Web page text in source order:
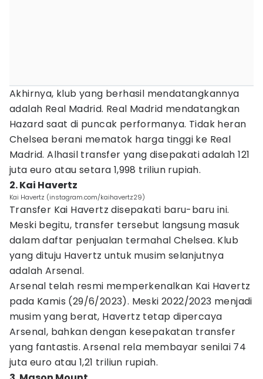
Akhirnya, klub yang berhasil mendatangkannya
adalah Real Madrid. Real Madrid mendatangkan
Hazard saat di puncak performanya. Tidak heran
Chelsea berani mematok harga tinggi ke Real
Madrid. Alhasil transfer yang disepakati adalah 121
juta euro atau setara 1,998 triliun rupiah.
2. Kai Havertz
Kai Havertz (instagram.com/kaihavertz29)
Transfer Kai Havertz disepakati baru-baru ini.
Meski begitu, transfer tersebut langsung masuk
dalam daftar penjualan termahal Chelsea. Klub
yang dituju Havertz untuk musim selanjutnya
adalah Arsenal.
Arsenal telah resmi memperkenalkan Kai Havertz
pada Kamis (29/6/2023). Meski 2022/2023 menjadi
musim yang berat, Havertz tetap dipercaya
Arsenal, bahkan dengan kesepakatan transfer
yang fantastis. Arsenal rela membayar senilai 74
juta euro atau 1,21 triliun rupiah.